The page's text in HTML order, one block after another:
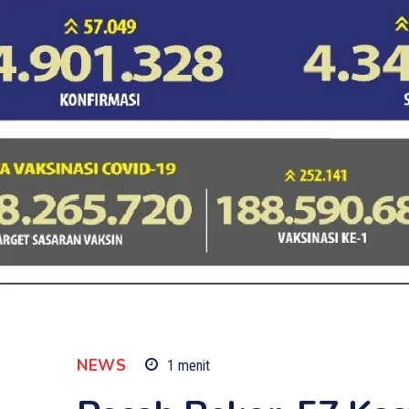
NEWS 1 menit